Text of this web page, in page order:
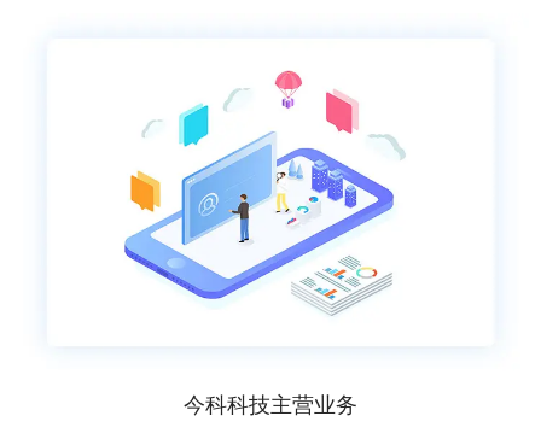
今科科技主营业务